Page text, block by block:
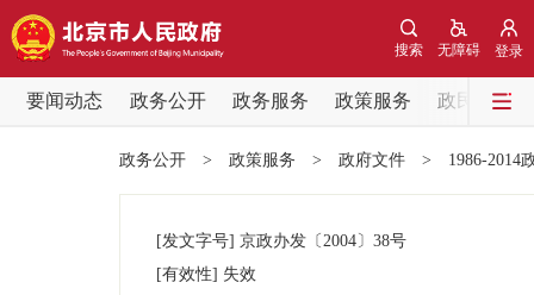
登录
无障碍
搜索
要闻动态 政务公开 政务服务 政策服务
政民互动
党中央精神
政务公开 > 政策服务 > 政府文件 > 1986-2014
[发文字号] 京政办发 〔2004〕 38号
[有效性] 失效